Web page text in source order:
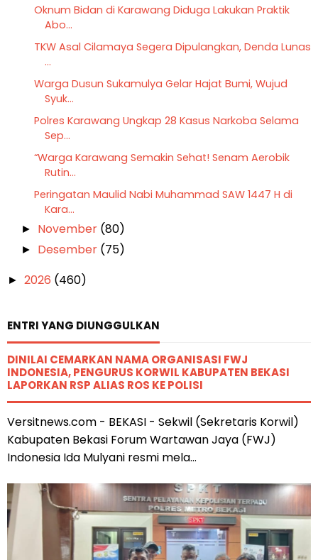
Oknum Bidan di Karawang Diduga Lakukan Praktik
Abo...
TKW Asal Cilamaya Segera Dipulangkan, Denda Lunas
...
Warga Dusun Sukamulya Gelar Hajat Bumi, Wujud
Syuk...
Polres Karawang Ungkap 28 Kasus Narkoba Selama
Sep...
“Warga Karawang Semakin Sehat! Senam Aerobik
Rutin...
Peringatan Maulid Nabi Muhammad SAW 1447 H di
Kara...
► November (80)
► Desember (75)
► 2026 (460)
ENTRI YANG DIUNGGULKAN
DINILAI CEMARKAN NAMA ORGANISASI FWJ
INDONESIA, PENGURUS KORWIL KABUPATEN BEKASI
LAPORKAN RSP ALIAS ROS KE POLISI
Versitnews.com - BEKASI - Sekwil (Sekretaris Korwil)
Kabupaten Bekasi Forum Wartawan Jaya (FWJ)
Indonesia Ida Mulyani resmi mela...